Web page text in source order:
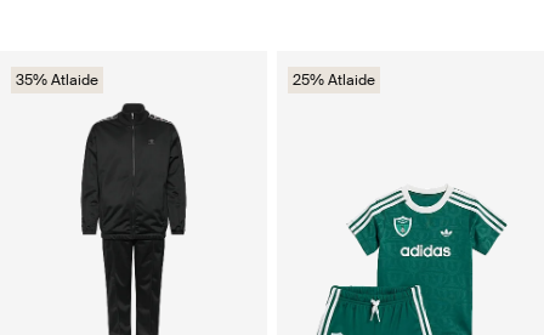
35% Atlaide 25% Atlaide